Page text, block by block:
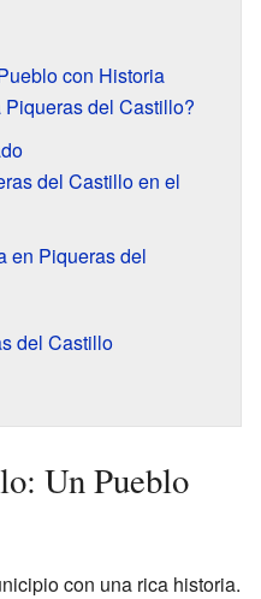
con Historia
del Castillo?
del Castillo en el
en Piqueras del
del Castillo
Un Pueblo
con una rica historia.